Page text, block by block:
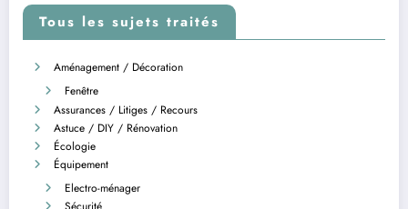
Tous les sujets traités
Aménagement / Décoration
Fenêtre
Assurances / Litiges / Recours
Astuce / DIY / Rénovation
Écologie
Équipement
Electro-ménager